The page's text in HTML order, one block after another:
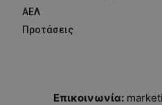
ΑΕΛ
Προτάσεις
Επικοινωνία: